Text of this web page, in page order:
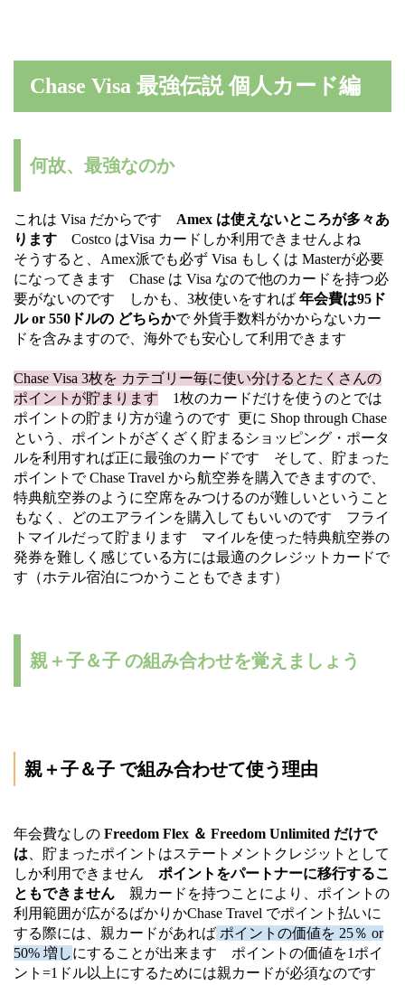
Chase Visa 最強伝説 個人カード編
何故、最強なのか
これは Visa だからです Amex は使えないところが多々あ
ります Costco はVisa カードしか利用できませんよね
そうすると、Amex派でも必ず Visa もしくは Masterが必要
になってきます Chase は Visa なので他のカードを持つ必
要がないのです しかも、3枚使いをすれば 年会費は95ド
ル or 550ドルの どちらかで 外貨手数料がかからないカー
ドを含みますので、海外でも安心して利用できます
Chase Visa 3枚を カテゴリー毎に使い分けるとたくさんの
ポイントが貯まります 1枚のカードだけを使うのとでは
ポイントの貯まり方が違うのです 更に Shop through Chase
という、ポイントがざくざく貯まるショッピング・ポータ
ルを利用すれば正に最強のカードです そして、貯まった
ポイントで Chase Travel から航空券を購入できますので、
特典航空券のように空席をみつけるのが難しいということ
もなく、どのエアラインを購入してもいいのです フライ
トマイルだって貯まります マイルを使った特典航空券の
発券を難しく感じている方には最適のクレジットカードで
す（ホテル宿泊につかうこともできます）
親＋子＆子 の組み合わせを覚えましょう
親＋子＆子 で組み合わせて使う理由
年会費なしの Freedom Flex ＆ Freedom Unlimited だけで
は 、貯まったポイントはステートメントクレジットとして
しか利用できません ポイントをパートナーに移行するこ
ともできません 親カードを持つことにより、ポイントの
利用範囲が広がるばかりかChase Travel でポイント払いに
する際には、親カードがあれば ポイントの価値を 25％ or
50% 増しにすることが出来ます ポイントの価値を1ポイ
ント=1ドル以上にするためには親カードが必須なのです